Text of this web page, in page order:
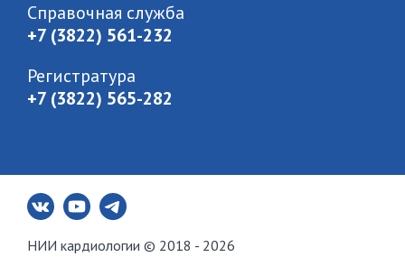
Справочная служба
+7 (3822) 561-232
Регистратура
+7 (3822) 565-282
НИИ кардиологии © 2018 - 2026